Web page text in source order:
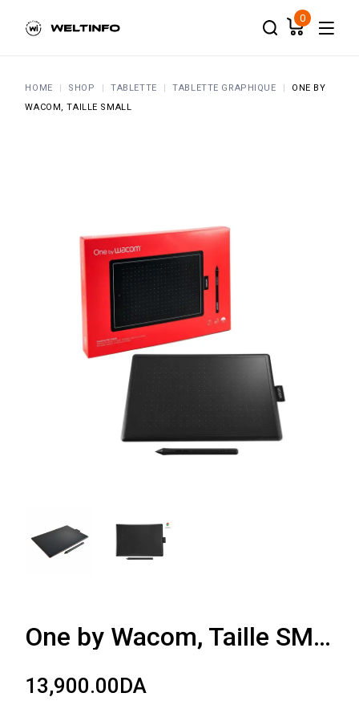
content
0
HOME SHOP TABLETTE TABLETTE GRAPHIQUE
ONE BY
WACOM, TAILLE SMALL
One by Wacom, Taille SMALL
13,900.00DA